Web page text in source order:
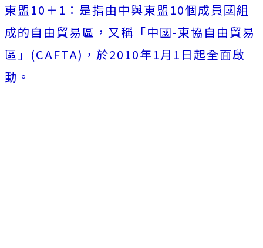
東盟10＋1：是指由中與東盟10個成員國組
成的自由貿易區，又稱「中國-東協自由貿易
區」(CAFTA)，於2010年1月1日起全面啟
動。